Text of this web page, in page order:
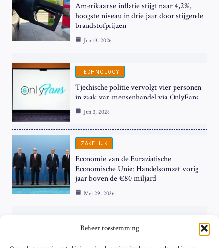
Beheer toestemming
Amerikaanse inflatie stijgt naar 4,2%,
hoogste niveau in drie jaar door stijgende
brandstofprijzen
Jun 13, 2026
TECHNOLOGY
Tjechische politie vervolgt vier personen
in zaak van mensenhandel via OnlyFans
Jun 3, 2026
ZAKELIJK
Economie van de Euraziatische
Economische Unie: Handelsomzet vorig
jaar boven de €80 miljard
Mei 29, 2026
ZAKELIJK